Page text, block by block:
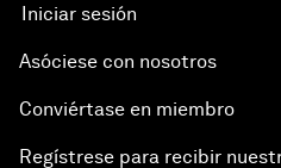
Iniciar sesión
Asóciese con nosotros
Conviértase en miembro
Regístrese para recibir